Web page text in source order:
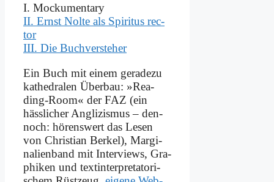
I. Mocku­men­ta­ry
II. Ernst Nol­te als Spi­ri­tus rec­
tor
III. Die Buch­ver­ste­her
Ein Buch mit ei­nem ge­ra­de­zu
ka­the­dra­len Über­bau: »Re­a­
ding-Room« der FAZ (ein
häss­li­cher An­gli­zis­mus – den­
noch: hö­rens­wert das Le­sen
von Chri­sti­an Ber­kel), Mar­gi­
na­li­en­band mit In­ter­views, Gra­
phi­ken und text­in­ter­pre­ta­to­ri­